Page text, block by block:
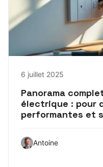
6 juillet 2025
Panorama
électrique : pour
performantes et
Antoine